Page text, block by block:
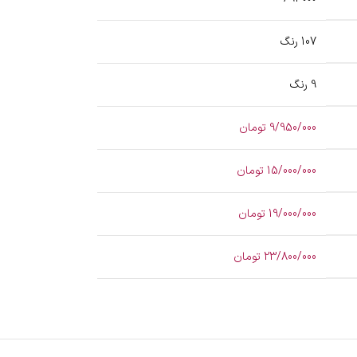
107 رنگ
9 رنگ
9/950/000 تومان
15/000/000 تومان
19/000/000 تومان
23/800/000 تومان